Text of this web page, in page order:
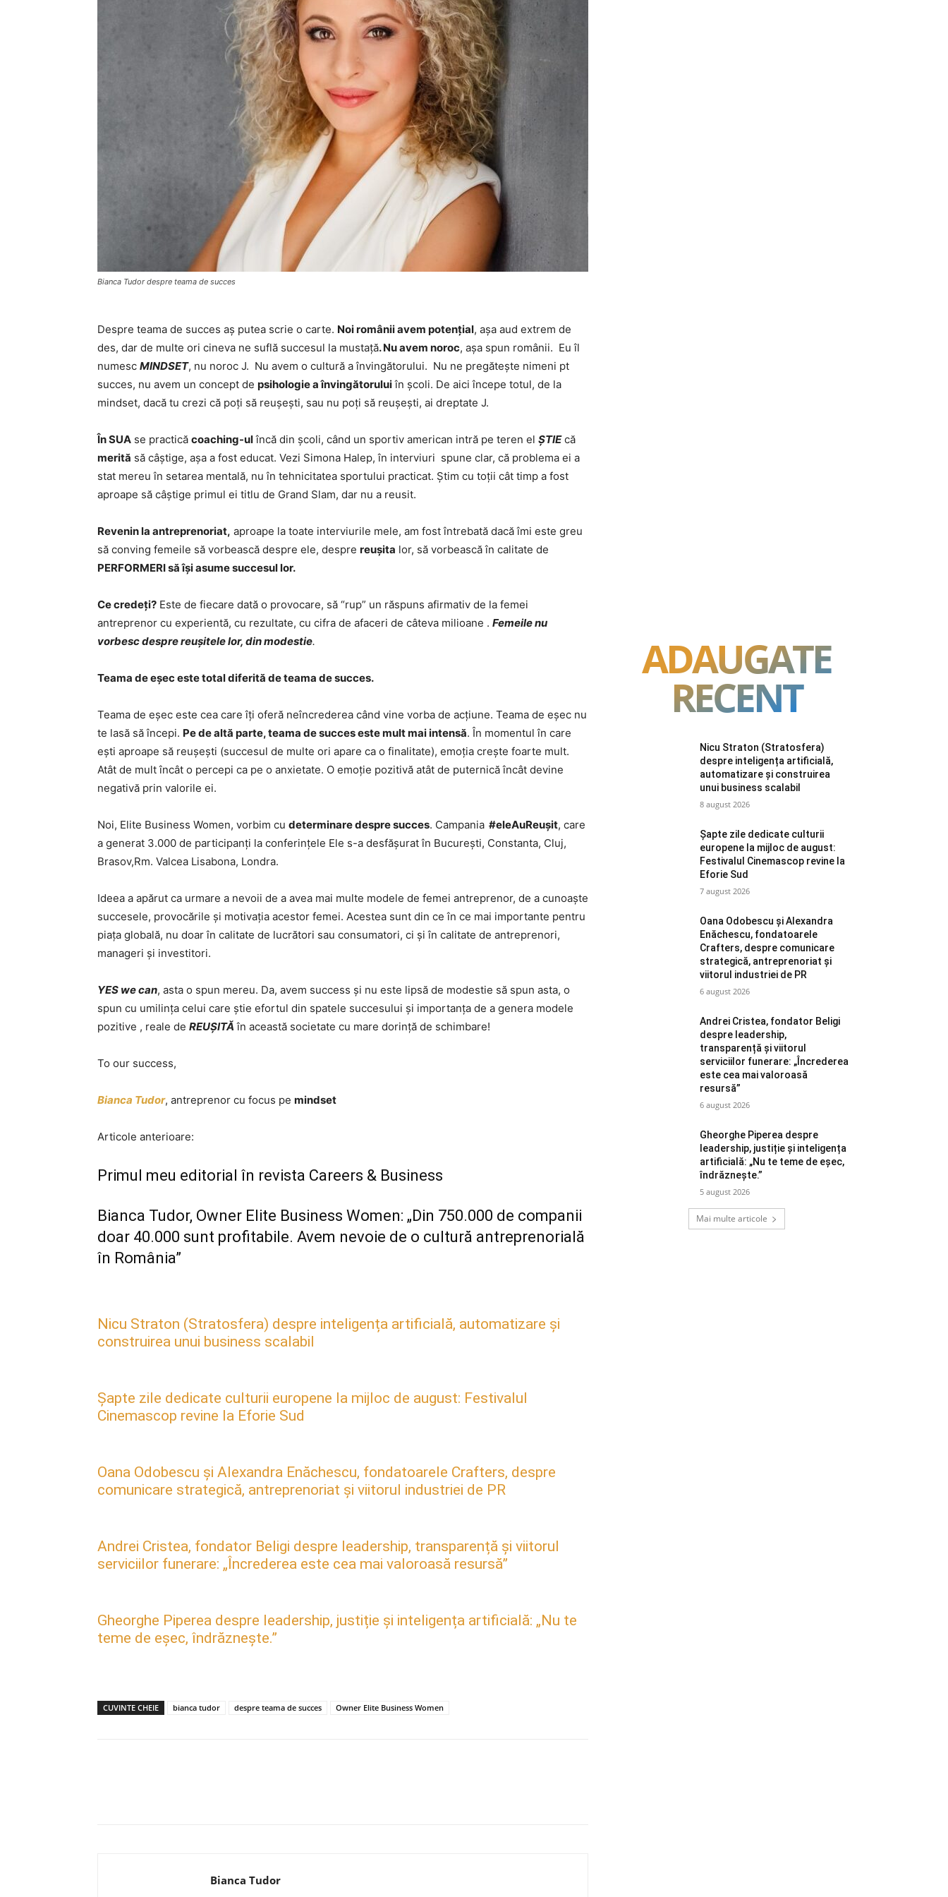
Bianca Tudor despre teama de succes
Despre teama de succes aș putea scrie o carte. Noi românii avem potențial, așa aud extrem de
des, dar de multe ori cineva ne suflă succesul la mustață. Nu avem noroc, așa spun românii. Eu îl
numesc MINDSET, nu noroc J. Nu avem o cultură a învingătorului. Nu ne pregătește nimeni pt
succes, nu avem un concept de psihologie a învingătoruluiîn școli. De aici începe totul, de la
mindset, dacă tu crezi că poți să reușești, sau nu poți să reușești, ai dreptate J.
În SUA se practică coaching-ulîncă din școli, când un sportiv american intră pe teren el ȘTIEcă
merită să câștige, așa a fost educat. Vezi Simona Halep, în interviuri spune clar, că problema ei a
stat mereu în setarea mentală, nu în tehnicitatea sportului practicat. Știm cu toții cât timp a fost
aproape să câștige primul ei titlu de Grand Slam, dar nu a reusit.
Revenin la antreprenoriat, aproape la toate interviurile mele, am fost întrebată dacă îmi este greu
să conving femeile să vorbească despre ele, despre reușita lor, să vorbească în calitate de
PERFORMERI să își asume succesul lor.
Ce credeți? Este de fiecare dată o provocare, să “rup” un răspuns afirmativ de la femei
antreprenor cu experientă, cu rezultate, cu cifra de afaceri de câteva milioane . Femeile nu
vorbesc despre reușitele lor, din modestie.
Teama de eșec este total diferită de teama de succes.
Teama de eșec este cea care îți oferă neîncrederea când vine vorba de acțiune. Teama de eșec nu
te lasă să începi. Pe de altă parte, teama de succes este mult mai intensă. În momentul în care
ești aproape să reușești (succesul de multe ori apare ca o finalitate), emoția crește foarte mult.
Atât de mult încât o percepi ca pe o anxietate. O emoție pozitivă atât de puternică încât devine
negativă prin valorile ei.
Noi, Elite Business Women, vorbim cu determinare despre succes. Campania #eleAuReușit, care
a generat 3.000 de participanți la conferințele Ele s-a desfășurat în București, Constanta, Cluj,
Brasov,Rm. Valcea Lisabona, Londra.
Ideea a apărut ca urmare a nevoii de a avea mai multe modele de femei antreprenor, de a cunoaște
succesele, provocările și motivația acestor femei. Acestea sunt din ce în ce mai importante pentru
piața globală, nu doar în calitate de lucrători sau consumatori, ci și în calitate de antreprenori,
manageri și investitori.
YES we can, asta o spun mereu. Da, avem success și nu este lipsă de modestie să spun asta, o
spun cu umilința celui care știe efortul din spatele succesului și importanța de a genera modele
pozitive , reale de REUȘITĂ în această societate cu mare dorință de schimbare!
To our success,
Bianca Tudor, antreprenor cu focus pe mindset
Articole anterioare:
Primul meu editorial în revista Careers & Business
Bianca Tudor, Owner Elite Business Women: „Din 750.000 de companii
doar 40.000 sunt profitabile. Avem nevoie de o cultură antreprenorială
în România”
Nicu Straton (Stratosfera) despre inteligența artificială, automatizare și
construirea unui business scalabil
Șapte zile dedicate culturii europene la mijloc de august: Festivalul
Cinemascop revine la Eforie Sud
Oana Odobescu și Alexandra Enăchescu, fondatoarele Crafters, despre
comunicare strategică, antreprenoriat și viitorul industriei de PR
Andrei Cristea, fondator Beligi despre leadership, transparență și viitorul
serviciilor funerare: „Încrederea este cea mai valoroasă resursă”
Gheorghe Piperea despre leadership, justiție și inteligența artificială: „Nu te
teme de eșec, îndrăznește.”
CUVINTE CHEIE bianca tudor despre teama de succes Owner Elite Business Women
Bianca Tudor
ADAUGATE
RECENT
Nicu Straton (Stratosfera)
despre inteligența artificială,
automatizare și construirea
unui business scalabil
8 august 2026
Șapte zile dedicate culturii
europene la mijloc de august:
Festivalul Cinemascop revine la
Eforie Sud
7 august 2026
Oana Odobescu și Alexandra
Enăchescu, fondatoarele
Crafters, despre comunicare
strategică, antreprenoriat și
viitorul industriei de PR
6 august 2026
Andrei Cristea, fondator Beligi
despre leadership,
transparență și viitorul
serviciilor funerare: „Încrederea
este cea mai valoroasă
resursă”
6 august 2026
Gheorghe Piperea despre
leadership, justiție și inteligența
artificială: „Nu te teme de eșec,
îndrăznește.”
5 august 2026
Mai multe articole